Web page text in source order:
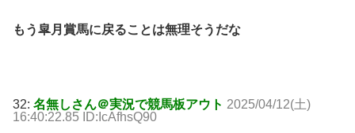
もう皐月賞馬に戻ることは無理そうだな
32: 名無しさん＠実況で競馬板アウト 2025/04/12(土)
16:40:22.85 ID:IcAfhsQ90